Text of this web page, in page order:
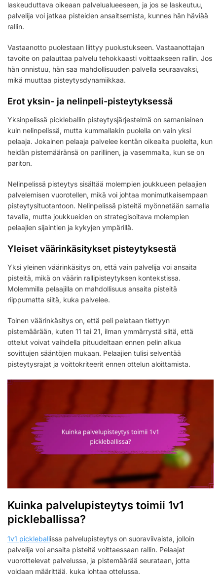
laskeuduttava oikeaan palvelualueeseen, ja jos se laskeutuu,
palvelija voi jatkaa pisteiden ansaitsemista, kunnes hän häviää
rallin.
Vastaanotto puolestaan liittyy puolustukseen. Vastaanottajan
tavoite on palauttaa palvelu tehokkaasti voittaakseen rallin. Jos
hän onnistuu, hän saa mahdollisuuden palvella seuraavaksi,
mikä muuttaa pisteytysdynamiikkaa.
Erot yksin- ja nelinpeli-pisteytyksessä
Yksinpelissä pickleballin pisteytysjärjestelmä on samanlainen
kuin nelinpelissä, mutta kummallakin puolella on vain yksi
pelaaja. Jokainen pelaaja palvelee kentän oikealta puolelta, kun
heidän pistemääränsä on parillinen, ja vasemmalta, kun se on
pariton.
Nelinpelissä pisteytys sisältää molempien joukkueen pelaajien
palvelemisen vuorotellen, mikä voi johtaa monimutkaisempaan
pisteytysituotantoon. Nelinpelissä pisteitä myönnetään samalla
tavalla, mutta joukkueiden on strategisoitava molempien
pelaajien sijaintien ja kykyjen ympärillä.
Yleiset väärinkäsitykset pisteytyksestä
Yksi yleinen väärinkäsitys on, että vain palvelija voi ansaita
pisteitä, mikä on väärin rallipisteytyksen kontekstissa.
Molemmilla pelaajilla on mahdollisuus ansaita pisteitä
riippumatta siitä, kuka palvelee.
Toinen väärinkäsitys on, että peli pelataan tiettyyn
pistemäärään, kuten 11 tai 21, ilman ymmärrystä siitä, että
ottelut voivat vaihdella pituudeltaan ennen pelin alkua
sovittujen sääntöjen mukaan. Pelaajien tulisi selventää
pisteytysrajat ja voittokriteerit ennen ottelun aloittamista.
Kuinka palvelupisteytys toimii 1v1
pickleballissa?
1v1 pickleballissa palvelupisteytys on suoraviivaista, jolloin
palvelija voi ansaita pisteitä voittaessaan rallin. Pelaajat
vuorottelevat palvelussa, ja pistemäärää seurataan, jotta
voidaan määrittää, kuka johtaa ottelussa.